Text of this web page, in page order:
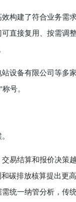
建了符合业务需
直接复用、按需调
备有限公司等多
号。
结算和报价决策
碳排放核算提出更
统一纳管分析，传